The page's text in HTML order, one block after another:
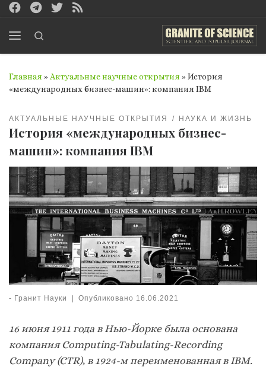
Перейти к содержимому
Главная » Актуальные научные открытия » История
«международных бизнес-машин»: компания IBM
АКТУАЛЬНЫЕ НАУЧНЫЕ ОТКРЫТИЯ НАУКА И ЖИЗНЬ
История «международных бизнес-
машин»: компания IBM
- Гранит Науки | Опубликовано 16.06.2021
16 июня 1911 года в Нью-Йорке была основана
компания Computing-Tabulating-Recording
Company (CTR), в 1924-м переименованная в IBM.